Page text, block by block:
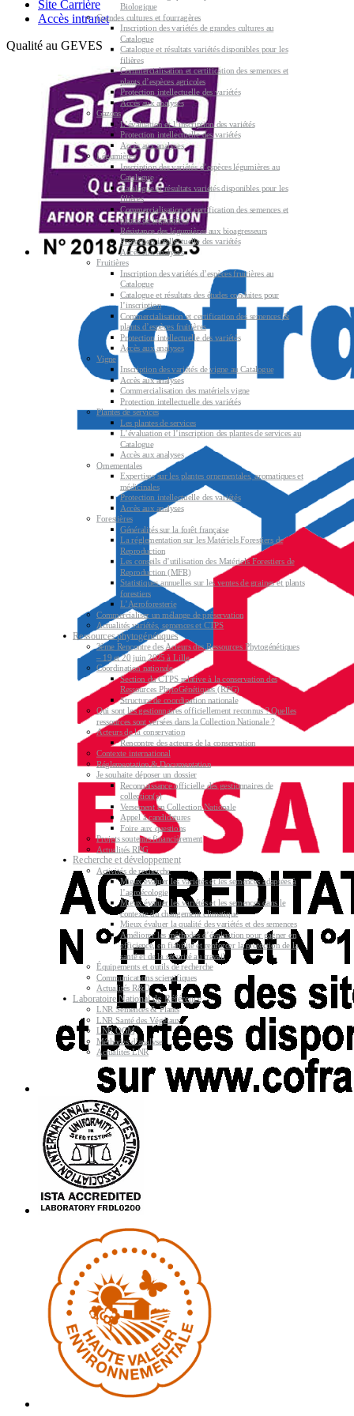
Site Carrière
Accès intranet
Qualité au GEVES
Biologique
Grandes cultures et fourragères
Inscription des variétés de grandes cultures au
Catalogue
Catalogue et résultats variétés disponibles pour les
filières
Commercialisation et certification des semences et
plants d’espèces agricoles
Protection intellectuelle des variétés
Accès aux analyses
Gazons
L’évaluation et l’inscription des variétés
Protection intellectuelle des variétés
Accès aux analyses
Légumières
Inscription des variétés d’espèces légumières au
Catalogue
Catalogue et résultats variétés disponibles pour les
filières
Commercialisation et certification des semences et
plants de légumières
Résistance des légumières aux bioagresseurs
Protection intellectuelle des variétés
Accès aux analyses
Fruitières
Inscription des variétés d’espèces fruitières au
Catalogue
Catalogue et résultats des études conduites pour
l’inscription
Commercialisation et certification des semences &
plants d’espèces fruitières
Protection intellectuelle des variétés
Accès aux analyses
Vigne
Inscription des variétés de vigne au Catalogue
Accès aux analyses
Commercialisation des matériels vigne
Protection intellectuelle des variétés
Plantes de services
Les plantes de services
L’évaluation et l’inscription des plantes de services au
Catalogue
Accès aux analyses
Ornementales
Expertises sur les plantes ornementales, aromatiques et
médicinales
Protection intellectuelle des variétés
Accès aux analyses
Forestières
Généralités sur la forêt française
La réglementation sur les Matériels Forestiers de
Reproduction
Les conseils d’utilisation des Matériels Forestiers de
Reproduction (MFR)
Statistiques annuelles sur les ventes de graines et plants
forestiers
L’Agroforesterie
Commercialiser un mélange de préservation
Actualités variétés, semences et CTPS
Ressources phytogénétiques
3ème Rencontre des Acteurs des Ressources Phytogénétiques
– 19 et 20 juin 2025 à Lille
Coordination nationale
Section du CTPS relative à la conservation des
Ressources PhytoGénétiques (RPG)
Structure de coordination nationale
Qui sont les gestionnaires officiellement reconnus ? Quelles
ressources sont versées dans la Collection Nationale ?
Acteurs de la conservation
Rencontre des acteurs de la conservation
Contexte international
Réglementation & Documentation
Je souhaite déposer un dossier
Reconnaissance officielle des gestionnaires de
collection(s)
Versement en Collection Nationale
Appel à candidatures
Foire aux questions
Projets soutenus financièrement
Actualités RPG
Recherche et développement
Activités de recherche
Mieux évaluer les variétés et les semences adaptées à
l’agroécologie
Mieux évaluer les variétés et les semences dans le
contexte du changement climatique
Mieux évaluer la qualité des variétés et des semences
Améliorer les méthodes d’évaluation pour gagner en
efficience, en fiabilité et renforcer la protection de la
santé et de la sécurité au travail
Équipements et outils de recherche
Communications scientifiques
Actualités R&D
Laboratoire National de Référence
LNR Semences & Plants
LNR Santé des Végétaux
LNR OGM
Méthodes d’analyse
Actualités LNR